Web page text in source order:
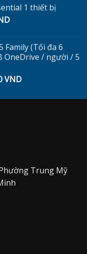
tại1 thiết bị
Giá
là:
299.000 VND.
Family (Tối đa 6
/ người / 5
VNDGiá
tại
Trung Mỹ